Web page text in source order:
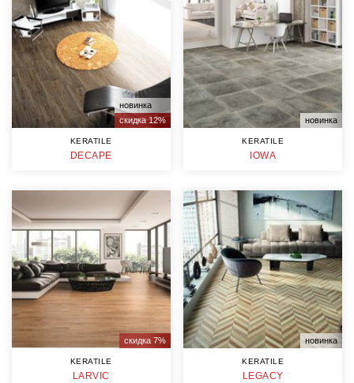
новинка
скидка 12%
KERATILE
DECAPE
новинка
KERATILE
IOWA
скидка 7%
KERATILE
LARVIC
новинка
KERATILE
LEGACY